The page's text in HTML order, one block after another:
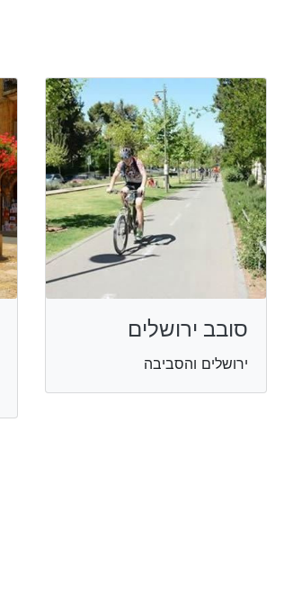
סובב ירושלים
ירושלים והסביבה